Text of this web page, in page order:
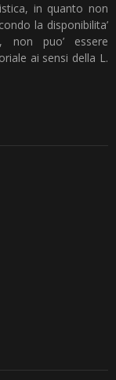
in quanto non
la disponibilita’
non puo’ essere
ai sensi della L.